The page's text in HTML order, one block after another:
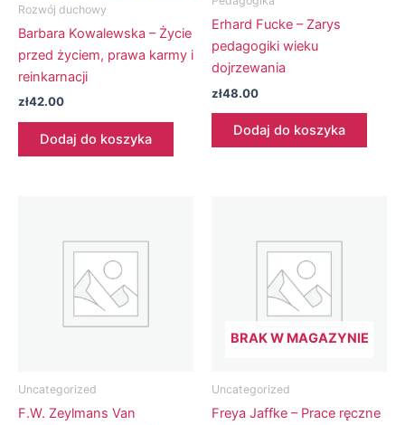
Rozwój duchowy
Barbara Kowalewska – Życie
przed życiem, prawa karmy i
reinkarnacji
zł42.00
Dodaj do koszyka
Erhard Fucke – Zarys
pedagogiki wieku
dojrzewania
zł48.00
Dodaj do koszyka
Uncategorized
F.W. Zeylmans Van
BRAK W MAGAZYNIE
Uncategorized
Freya Jaffke – Prace ręczne